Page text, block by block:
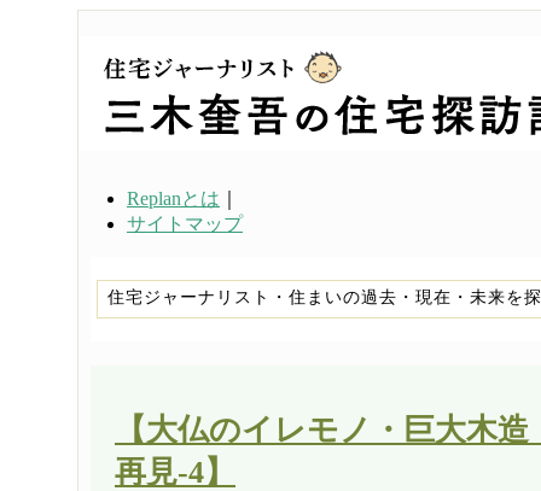
Replanとは
サイトマップ
住宅ジャーナリスト・住まいの過去・現在・未来を
【大仏のイレモノ・巨大木
再見-4】